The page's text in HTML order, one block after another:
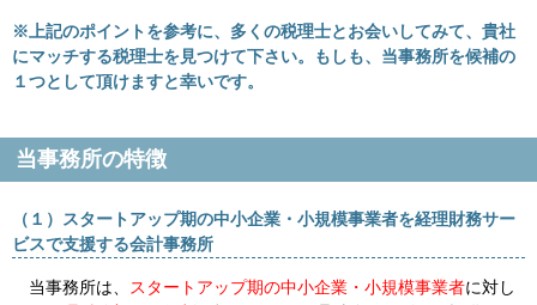
※上記のポイントを参考に、多くの税理士とお会いしてみて、貴社
にマッチする税理士を見つけて下さい。もしも、当事務所を候補の
１つとして頂けますと幸いです。
当事務所の特徴
（１）スタートアップ期の中小企業・小規模事業者を経理財務サー
ビスで支援する会計事務所
当事務所は、 スタートアップ期の中小企業・小規模事業者に対し